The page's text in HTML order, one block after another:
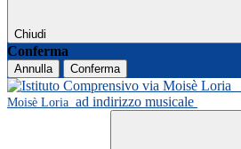
Chiudi
Conferma
Annulla
Conferma
Moisè Loria ad indirizzo musicale